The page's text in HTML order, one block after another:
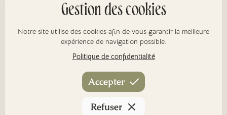
Gestion des cookies
Notre site utilise des cookies afin de vous garantir la meilleure
expérience de navigation possible.
Politique de confidentialité
Accepter
Refuser